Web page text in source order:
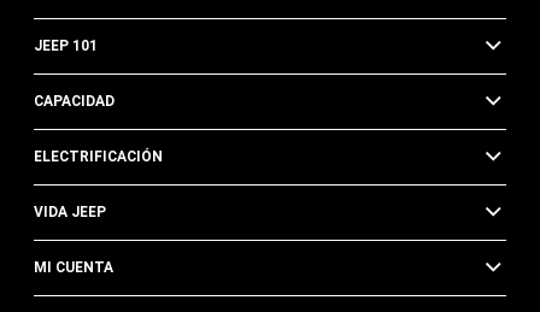
JEEP 101
CAPACIDAD
ELECTRIFICACIÓN
VIDA JEEP
MI CUENTA